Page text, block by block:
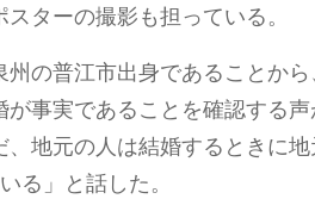
ターの撮影も担っている。
の普江市出身であることか
事実であることを確認する
地元の人は結婚するときに
る」と話した。